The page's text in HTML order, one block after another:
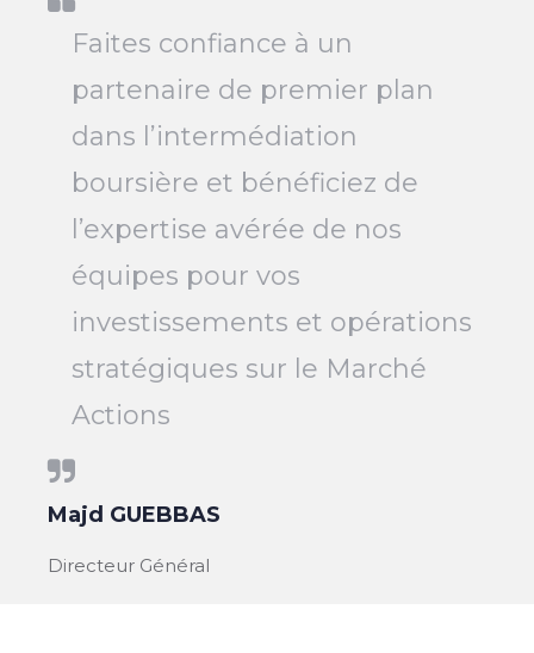
Faites confiance à un
partenaire de premier plan
dans l’intermédiation
boursière et bénéficiez de
l’expertise avérée de nos
équipes pour vos
investissements et opérations
stratégiques sur le Marché
Actions
Majd GUEBBAS
Directeur Général